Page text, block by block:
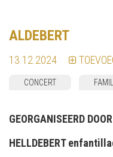
ALDEBERT
13.12.2024
CONCERT
GEORGANISEERD
HELLDEBERT